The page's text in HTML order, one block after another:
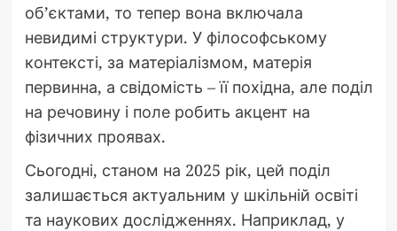
об’єктами, то тепер вона включала
невидимі структури. У філософському
контексті, за матеріалізмом, матерія
первинна, а свідомість – її похідна, але поділ
на речовину і поле робить акцент на
фізичних проявах.
Сьогодні, станом на 2025 рік, цей поділ
залишається актуальним у шкільній освіті
та наукових дослідженнях. Наприклад, у